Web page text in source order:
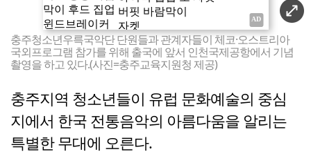
충주청소년우륵국악단 단원들과 관계자들이 체코·오스트리아
국외프로그램 참가를 위해 출국에 앞서 인천국제공항에서 기념
촬영을 하고 있다.(사진=충주교육지원청 제공)
충주지역 청소년들이 유럽 문화예술의 중심
지에서 한국 전통음악의 아름다움을 알리는
특별한 무대에 오른다.